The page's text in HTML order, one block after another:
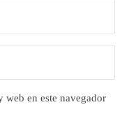
en este navegador